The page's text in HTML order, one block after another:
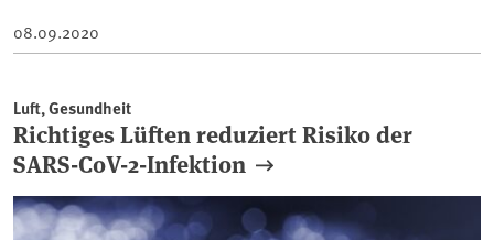
08.09.2020
Luft, Gesundheit
Richtiges Lüften reduziert Risiko der
SARS-CoV-2-Infektion